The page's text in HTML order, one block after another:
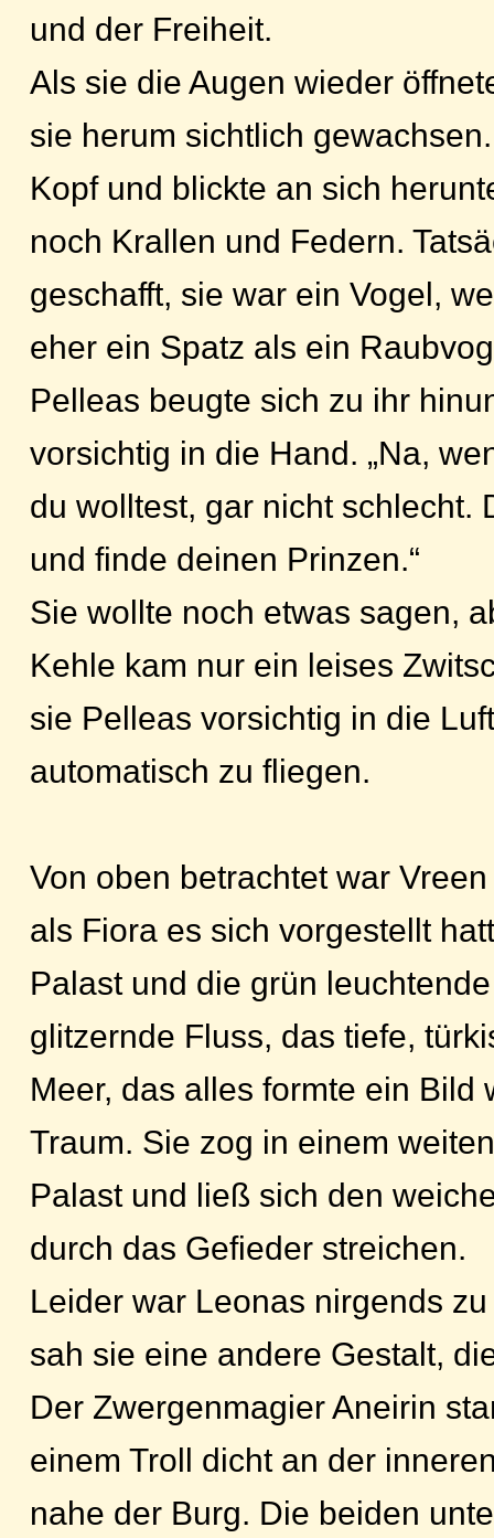
und der Freiheit.
Als sie die Augen wieder
sie herum sichtlich
Kopf und blickte an sich
noch Krallen und Federn.
geschafft, sie war ein Vogel,
eher ein Spatz als ein
Pelleas beugte sich zu ihr
vorsichtig in die Hand. „Na,
du wolltest, gar nicht schlecht.
und finde deinen Prinzen.“
Sie wollte noch etwas sagen,
Kehle kam nur ein leises
sie Pelleas vorsichtig in die
automatisch zu fliegen.
Von oben betrachtet war
als Fiora es sich vorgestellt
Palast und die grün
glitzernde Fluss, das tiefe,
Meer, das alles formte ein Bild
Traum. Sie zog in einem
Palast und ließ sich den
durch das Gefieder streichen.
Leider war Leonas nirgends
sah sie eine andere Gestalt,
Der Zwergenmagier Aneirin
einem Troll dicht an der
nahe der Burg. Die beiden